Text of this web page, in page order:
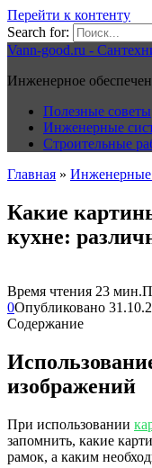
Перейти к контенту
Search for:
Vann-good.ru -
Инженерное
Полезные советы
Инженерные
Строительные
Главная » Инженерные
Какие
кухне:
Время чтения 23 мин.
0Опубликовано
Содержание
изображений
При использовании
запомнить, какие
рамок, а каким